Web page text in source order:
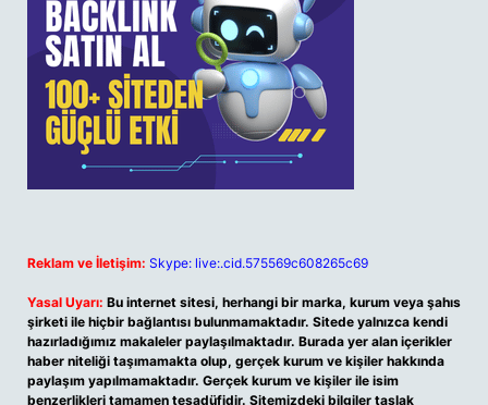
Reklam ve İletişim: Skype: live:.cid.575569c608265c69
Yasal Uyarı: Bu internet sitesi, herhangi bir marka, kurum veya şahıs
şirketi ile hiçbir bağlantısı bulunmamaktadır. Sitede yalnızca kendi
hazırladığımız makaleler paylaşılmaktadır. Burada yer alan içerikler
haber niteliği taşımamakta olup, gerçek kurum ve kişiler hakkında
paylaşım yapılmamaktadır. Gerçek kurum ve kişiler ile isim
benzerlikleri tamamen tesadüfidir. Sitemizdeki bilgiler taslak